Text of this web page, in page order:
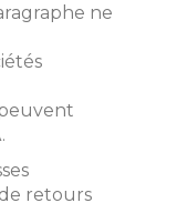
ne
retours